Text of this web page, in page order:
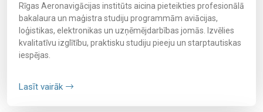
Rīgas Aeronavigācijas institūts aicina pieteikties profesionālā
bakalaura un maģistra studiju programmām aviācijas,
loģistikas, elektronikas un uzņēmējdarbības jomās. Izvēlies
kvalitatīvu izglītību, praktisku studiju pieeju un starptautiskas
iespējas.
Lasīt vairāk